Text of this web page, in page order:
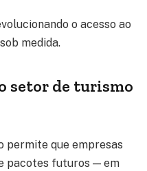
o acesso ao
medida.
setor de turismo
permite que empresas
pacotes futuros — em